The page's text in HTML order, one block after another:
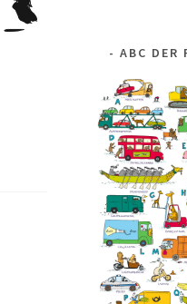
ABC DER